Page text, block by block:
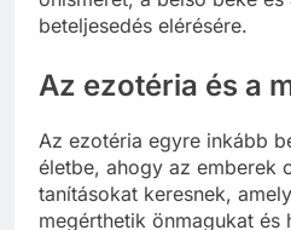
beteljesedés elérésére.
Az ezotéria és a
Az ezotéria egyre inkább
életbe, ahogy az emberek
tanításokat keresnek,
megérthetik önmagukat és